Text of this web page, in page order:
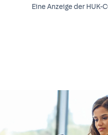
Eine Anzeige der HUK-